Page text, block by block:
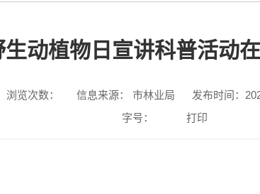
动植物日宣讲科普活动
浏览次数： 信息来源： 市林业局
发布时间：
字号：
打印